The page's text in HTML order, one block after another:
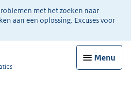
met het zoeken naar
aan een oplossing. Excuses voor
Menu